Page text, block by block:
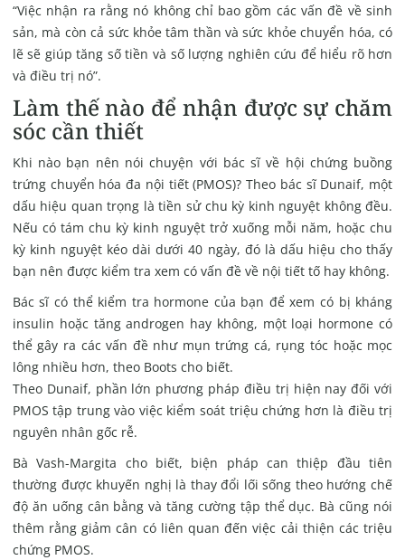
“Việc nhận ra rằng nó không chỉ bao gồm các vấn đề về sinh
sản, mà còn cả sức khỏe tâm thần và sức khỏe chuyển hóa, có
lẽ sẽ giúptăng số tiền và số lượng nghiên cứu để hiểu rõ hơn
và điều trị nó”.
Làm thế nào để nhận được sự chăm
sóc cần thiết
Khi nào bạn nên nói chuyện với bác sĩ về hội chứng buồng
trứng chuyển hóa đa nội tiết (PMOS)? Theo bác sĩ Dunaif, một
dấu hiệu quan trọng là tiền sử chu kỳ kinh nguyệt không đều.
Nếu có tám chu kỳ kinh nguyệt trở xuống mỗi năm, hoặc chu
kỳ kinh nguyệt kéo dài dưới 40 ngày, đó là dấu hiệu cho thấy
bạn nên được kiểm tra xem có vấn đề về nội tiết tố hay không.
Bác sĩ có thể kiểm tra hormone của bạn để xem có bị kháng
insulin hoặc tăng androgen hay không, một loại hormone có
thể gây ra các vấn đề như mụn trứng cá, rụng tóc hoặc mọc
lông nhiều hơn, theo Boots cho biết.
Theo Dunaif, phần lớn phương pháp điều trị hiện nay đối với
PMOS tập trung vào việc kiểm soát triệu chứng hơn là điều trị
nguyên nhân gốc rễ.
Bà Vash-Margita cho biết, biện pháp can thiệp đầu tiên
thường được khuyến nghị là thay đổi lối sống theo hướng chế
độ ăn uống cân bằng và tăng cường tập thể dục. Bà cũng nói
thêm rằng giảm cân có liên quan đến việc cải thiện các triệu
chứng PMOS.